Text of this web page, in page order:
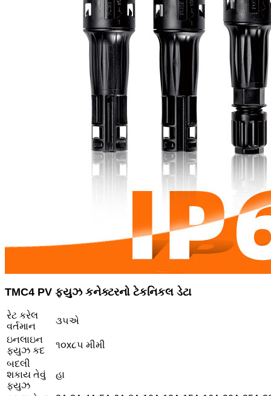
TMC4 PV ફ્યુઝ કનેક્ટરનો ટેકનિકલ ડેટા
રેટ કરેલ
વર્તમાન
૩૫એ
ઇનલાઇન
ફ્યુઝ કદ
૧૦x૮૫ મીમી
બદલી
શકાય તેવું
ફ્યુઝ
હા